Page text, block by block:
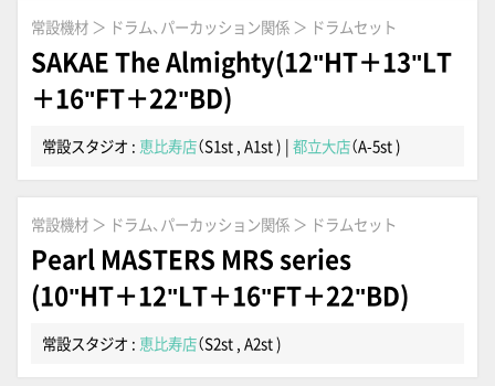
常設機材 ＞ ドラム、パーカッション関係 ＞ ドラムセット
SAKAE The Almighty(12"HT＋13"LT
＋16"FT＋22"BD)
常設スタジオ : 恵比寿店（S1st , A1st ) |都立大店（A-5st )
常設機材 ＞ ドラム、パーカッション関係 ＞ ドラムセット
Pearl MASTERS MRS series
(10"HT＋12"LT＋16"FT＋22"BD)
常設スタジオ : 恵比寿店（S2st , A2st )